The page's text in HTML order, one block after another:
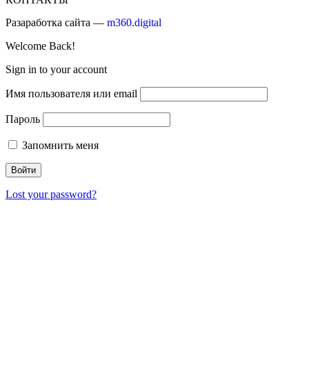
Разаработка сайта — m360.digital
Welcome Back!
Sign in to your account
Имя пользователя или email
Пароль
Запомнить меня
Lost your password?